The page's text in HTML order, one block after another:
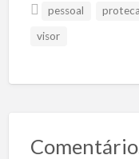
pessoal
visor